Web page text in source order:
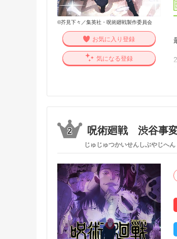
©芥見下々／集英社・呪術廻戦製作委員会
お気に入り登録
気になる登録
2 呪術廻戦 渋谷事
じゅじゅつかいせんしぶやじへん